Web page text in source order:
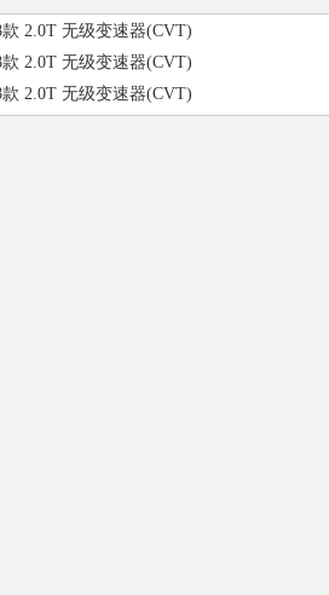
2.0T 无级变速器(CVT)
2.0T 无级变速器(CVT)
2.0T 无级变速器(CVT)